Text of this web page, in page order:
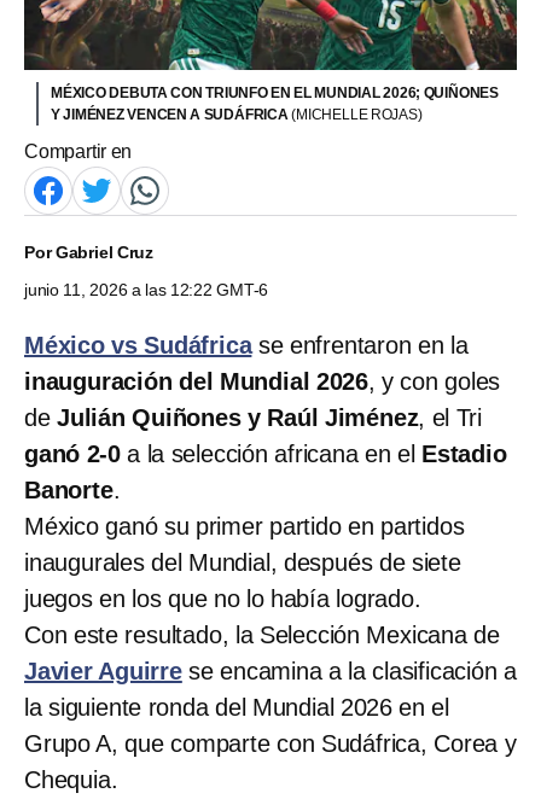
MÉXICO DEBUTA CON TRIUNFO EN EL MUNDIAL 2026; QUIÑONES
Y JIMÉNEZ VENCEN A SUDÁFRICA(MICHELLE ROJAS)
Compartir en
PorGabriel Cruz
junio 11, 2026 a las 12:22 GMT-6
México vs Sudáfricase enfrentaron en la
inauguración del Mundial 2026, y con goles
de Julián Quiñones y Raúl Jiménez, el Tri
ganó 2-0a la selección africana en el Estadio
Banorte.
México ganó su primer partido en partidos
inaugurales del Mundial, después de siete
juegos en los que no lo había logrado.
Con este resultado, la Selección Mexicana de
Javier Aguirrese encamina a la clasificación a
la siguiente ronda del Mundial 2026 en el
Grupo A, que comparte con Sudáfrica, Corea y
Chequia.